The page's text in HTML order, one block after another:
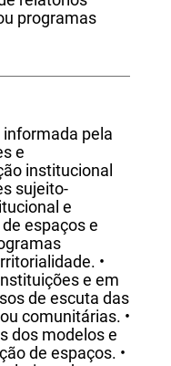
programas
pela
e
institucional
sujeito-
e
espaços e
•
e em
de escuta das
comunitárias. •
dos modelos e
de espaços. •